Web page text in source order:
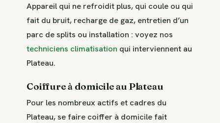
Appareil qui ne refroidit plus, qui coule ou qui
fait du bruit, recharge de gaz, entretien d’un
parc de splits ou installation : voyez nos
techniciens climatisation qui interviennent au
Plateau.
Coiffure à domicile au Plateau
Pour les nombreux actifs et cadres du
Plateau, se faire coiffer à domicile fait